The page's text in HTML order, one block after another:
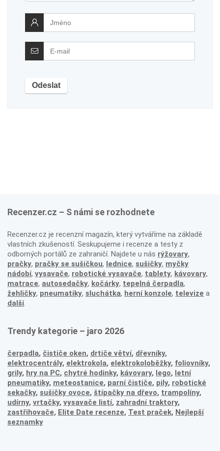
Recenzer.cz – S námi se rozhodnete
Recenzer.cz je recenzní magazín, který vytváříme na základě
vlastních zkušeností. Seskupujeme i recenze a testy z
odborných portálů ze zahraničí. Najdete u nás rýžovary,
pračky, pračky se sušičkou, lednice, sušičky, myčky
nádobí, vysavače, robotické vysavače, tablety, kávovary,
matrace, autosedačky, kočárky, tepelná čerpadla,
žehličky, pneumatiky, sluchátka, herní konzole, televize a
další.
Trendy kategorie – jaro 2026
čerpadla, čističe oken, drtiče větví, dřevníky,
elektrocentrály, elektrokola, elektrokoloběžky, foliovníky,
grily, hry na PC, chytré hodinky, kávovary, lego, letní
pneumatiky, meteostanice, parní čističe, pily, robotické
sekačky, sušičky ovoce, štípačky na dřevo, trampolíny,
udírny, vrtačky, vysavače listí, zahradní traktory,
zastřihovače, Elite Date recenze, Test praček, Nejlepší
seznamky